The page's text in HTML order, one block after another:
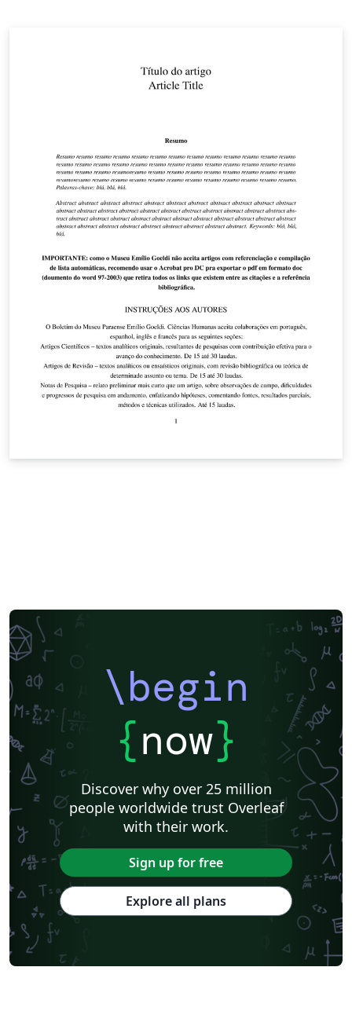
\begin
{now}
Discover why over 25 million
people worldwide trust Overleaf
with their work.
Sign up for free
Explore all plans